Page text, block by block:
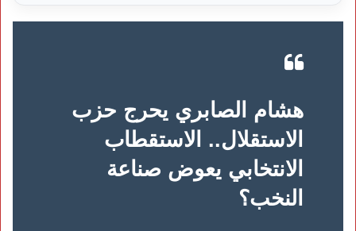
هشام الصابري يحرج حزب
الاستقلال.. الاستقطاب
الانتخابي يعوض صناعة
النخب؟